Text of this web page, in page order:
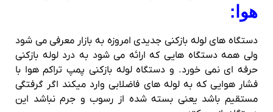
هوا:
دستگاه های لوله بازکنی جدیدی امروزه به بازار معرفی می شود
ولی همه دستگاه هایی که ارائه می شود به درد لوله بازکنی
حرفه ای نمی خورد. و دستگاه لوله بازکنی پمپ تراکم هوا با
فشار هوایی که به لوله های فاضلابی وارد میکند اگر گرفتگی
مستقیم باشد یعنی بسته شده از رسوب و جرم نباشد این